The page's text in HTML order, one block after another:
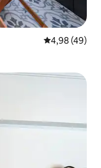
Évaluation
4,98 (49)